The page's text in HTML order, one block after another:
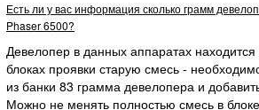
Есть ли у вас информация сколько грамм
Phaser 6500?
Девелопер в данных аппаратах
блоках проявки старую смесь -
из банки 83 грамма девелопера и
Можно не менять полностью смесь в